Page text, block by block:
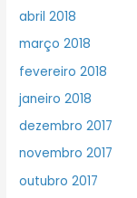
abril 2018
março 2018
fevereiro 2018
janeiro 2018
dezembro 2017
novembro 2017
outubro 2017